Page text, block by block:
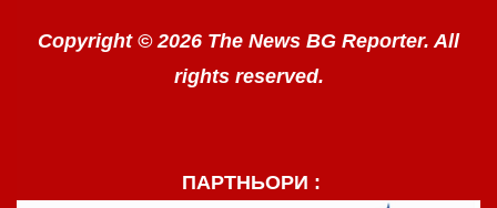
Copyright © 2026 The News BG Reporter. All
rights reserved.
ПАРТНЬОРИ :